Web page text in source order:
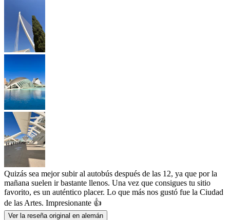
Quizás sea mejor subir al autobús después de las 12, ya que por la
mañana suelen ir bastante llenos. Una vez que consigues tu sitio
favorito, es un auténtico placer. Lo que más nos gustó fue la Ciudad
de las Artes. Impresionante 👍
Ver la reseña original en alemán